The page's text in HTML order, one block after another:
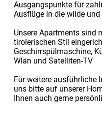
Ausgangspunkte für
Ausflüge in die wilde und
Unsere Apartments sind
tirolerischen Stil
Geschirrspülmaschine,
Wlan und Satelliten-TV
Für weitere ausführliche
uns bitte auf unserer
Ihnen auch gerne